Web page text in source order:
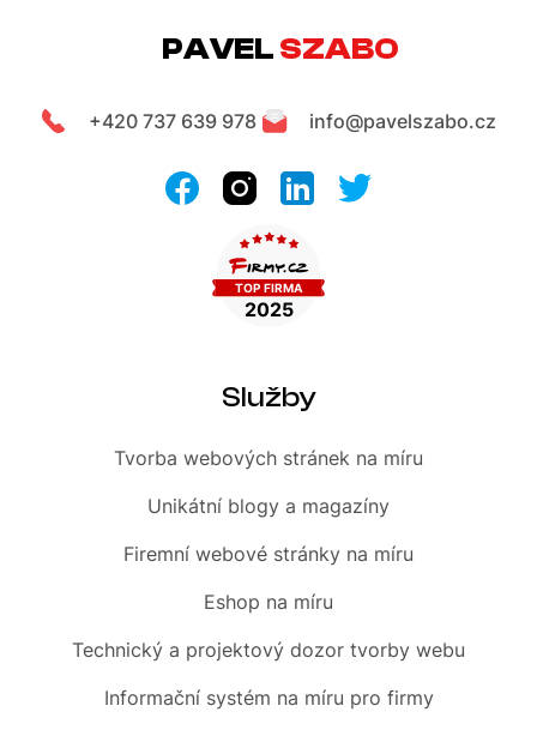
PAVEL SZABO
+420 737 639 978 info@pavelszabo.cz
Služby
Tvorba webových stránek na míru
Unikátní blogy a magazíny
Firemní webové stránky na míru
Eshop na míru
Technický a projektový dozor tvorby webu
Informační systém na míru pro firmy